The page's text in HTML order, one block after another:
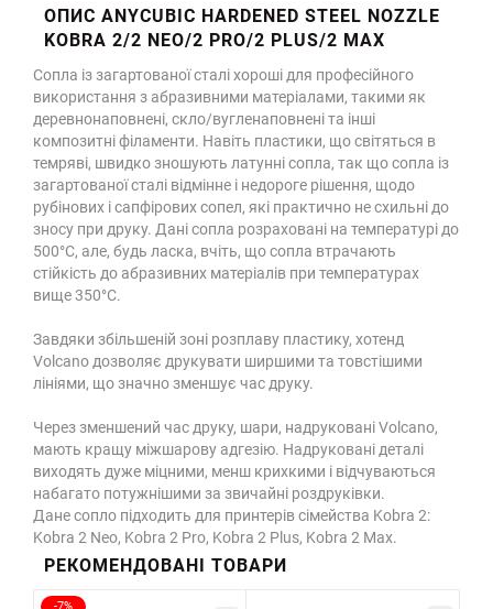
ОПИС ANYCUBIC HARDENED STEEL NOZZLE
KOBRA 2/2 NEO/2 PRO/2 PLUS/2 MAX
Сопла із загартованої сталі хороші для професійного
використання з абразивними матеріалами, такими як
деревнонаповнені, скло/вугленаповнені та інші
композитні філаменти. Навіть пластики, що світяться в
темряві, швидко зношують латунні сопла, так що сопла із
загартованої сталі відмінне і недороге рішення, щодо
рубінових і сапфірових сопел, які практично не схильні до
зносу при друку. Дані сопла розраховані на температурі до
500°С, але, будь ласка, вчіть, що сопла втрачають
стійкість до абразивних матеріалів при температурах
вище 350°С.
Завдяки збільшеній зоні розплаву пластику, хотенд
Volcano дозволяє друкувати ширшими та товстішими
лініями, що значно зменшує час друку.
Через зменшений час друку, шари, надруковані Volcano,
мають кращу міжшарову адгезію. Надруковані деталі
виходять дуже міцними, менш крихкими і відчуваються
набагато потужнішими за звичайні роздруківки.
Дане сопло підходить для принтерів сімейства Kobra 2:
Kobra 2 Neo, Kobra 2 Pro, Kobra 2 Plus, Kobra 2 Max.
РЕКОМЕНДОВАНІ ТОВАРИ